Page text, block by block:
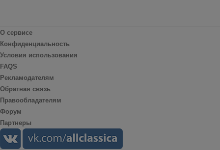
О сервисе
Конфиденциальность
Условия использования
FAQS
Рекламодателям
Обратная связь
Правообладателям
Форум
Партнеры